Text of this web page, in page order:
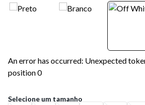
An error has occurred: Unexpected
position 0